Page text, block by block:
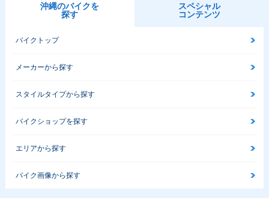
沖縄のバイクを
探す
スペシャル
コンテンツ
バイクトップ
メーカーから探す
スタイルタイプから探す
バイクショップを探す
エリアから探す
バイク画像から探す